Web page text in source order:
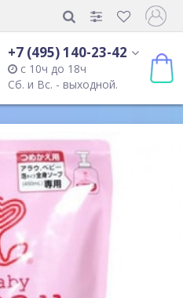
+7 (495) 140-23-42
с 10ч до 18ч
Сб. и Вс. - выходной.